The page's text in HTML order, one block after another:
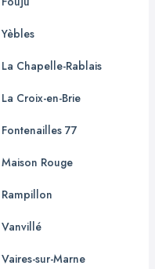
Yèbles
La Chapelle-Rablais
La Croix-en-Brie
Fontenailles 77
Maison Rouge
Rampillon
Vanvillé
Vaires-sur-Marne